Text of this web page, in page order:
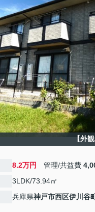
【外
8.2万円 管理/共益費
3LDK/73.94㎡
兵庫県神戸市西区伊川谷